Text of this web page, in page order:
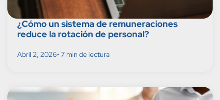
¿Cómo un sistema de remuneraciones
reduce la rotación de personal?
Abril 2, 2026• 7 min de lectura